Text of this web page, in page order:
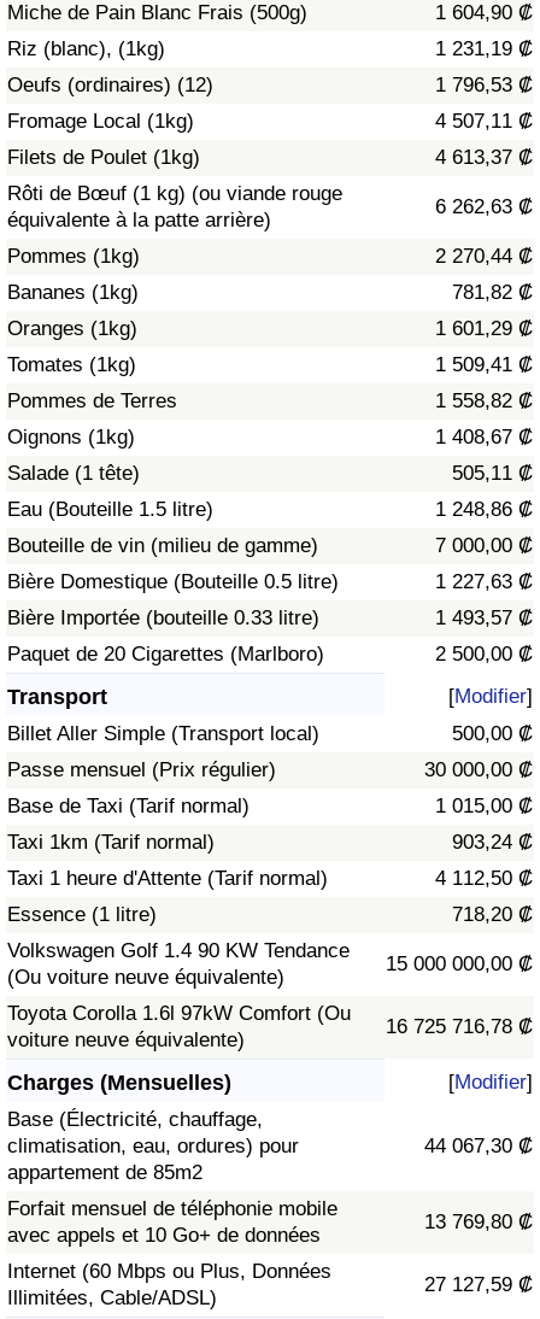
Miche de Pain Blanc Frais (500g)
1 604,90 ₡
Riz (blanc), (1kg)
1 231,19 ₡
Oeufs (ordinaires) (12)
1 796,53 ₡
Fromage Local (1kg)
4 507,11 ₡
Filets de Poulet (1kg)
4 613,37 ₡
Rôti de Bœuf (1 kg) (ou viande rouge
équivalente à la patte arrière)
6 262,63 ₡
Pommes (1kg)
2 270,44 ₡
Bananes (1kg)
781,82 ₡
Oranges (1kg)
1 601,29 ₡
Tomates (1kg)
1 509,41 ₡
Pommes de Terres
1 558,82 ₡
Oignons (1kg)
1 408,67 ₡
Salade (1 tête)
505,11 ₡
Eau (Bouteille 1.5 litre)
1 248,86 ₡
Bouteille de vin (milieu de gamme)
7 000,00 ₡
Bière Domestique (Bouteille 0.5 litre)
1 227,63 ₡
Bière Importée (bouteille 0.33 litre)
1 493,57 ₡
Paquet de 20 Cigarettes (Marlboro)
2 500,00 ₡
Transport [Modifier]
Billet Aller Simple (Transport local)
500,00 ₡
Passe mensuel (Prix régulier)
30 000,00 ₡
Base de Taxi (Tarif normal)
1 015,00 ₡
Taxi 1km (Tarif normal)
903,24 ₡
Taxi 1 heure d'Attente (Tarif normal)
4 112,50 ₡
Essence (1 litre)
718,20 ₡
Volkswagen Golf 1.4 90 KW Tendance
(Ou voiture neuve équivalente)
15 000 000,00 ₡
Toyota Corolla 1.6l 97kW Comfort (Ou
voiture neuve équivalente)
16 725 716,78 ₡
Charges (Mensuelles) [Modifier]
Base (Électricité, chauffage,
climatisation, eau, ordures) pour
appartement de 85m2
44 067,30 ₡
Forfait mensuel de téléphonie mobile
avec appels et 10 Go+ de données
13 769,80 ₡
Internet (60 Mbps ou Plus, Données
Illimitées, Cable/ADSL)
27 127,59 ₡
Indice des soins de santé
Indice des soins de santé par Pays
Pollution
Indice de Pollution (Actuel)
Indice de Pollution par Pays
Trafic
Indice de Trafic
Indice de Trafic (Actuel)
Indice de Trafic par Pays